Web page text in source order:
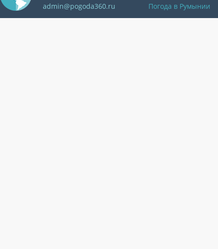
admin@pogoda360.ru
Погода в Румынии